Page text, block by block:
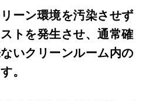
ーン環境を汚染させず
トを発生させ、通常確
いクリーンルーム内の
。